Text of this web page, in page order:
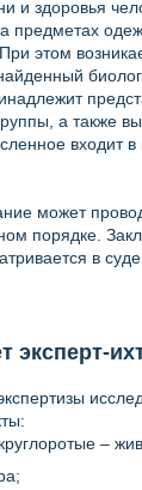
и здоровья
предметах
этом
а также
входит
может
порядке.
в
эксперт-
–